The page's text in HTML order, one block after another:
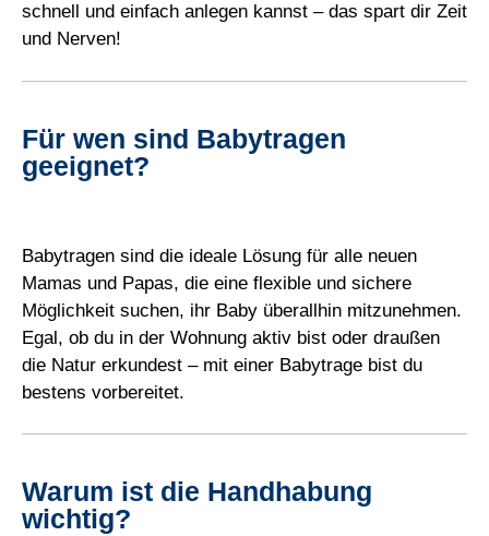
schnell und einfach anlegen kannst – das spart dir Zeit
und Nerven!
Für wen sind Babytragen
geeignet?
Babytragen sind die ideale Lösung für alle neuen
Mamas und Papas, die eine flexible und sichere
Möglichkeit suchen, ihr Baby überallhin mitzunehmen.
Egal, ob du in der Wohnung aktiv bist oder draußen
die Natur erkundest – mit einer Babytrage bist du
bestens vorbereitet.
Warum ist die Handhabung
wichtig?